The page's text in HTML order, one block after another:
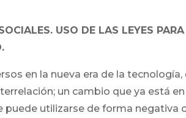
USO DE LAS LEYES PARA
en la nueva era de la
un cambio que ya está
puede utilizarse de forma negativa